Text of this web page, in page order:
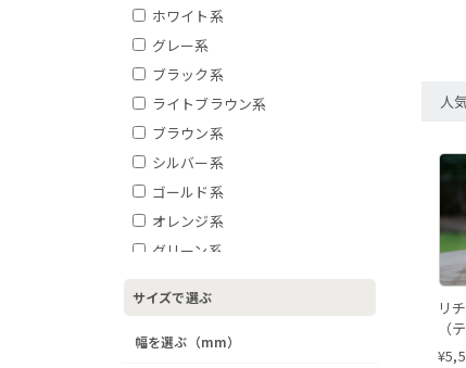
ホワイト系
グレー系
ブラック系
ライトブラウン系
ブラウン系
シルバー系
ゴールド系
オレンジ系
グリーン系
レッド系
サイズで選ぶ
幅を選ぶ（mm）
人
リ
（
¥